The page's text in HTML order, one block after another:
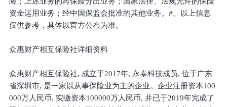
资金运用业务；经中国保监会批准的其他业务。#。以上信息
仅供参考，具体以官方公布为准。
众惠财产相互保险社详细资料
众惠财产相互保险社, 成立于2017年, 永泰科技成员, 位于广东
省深圳市, 是一家以从事保险业为主的企业。企业注册资本100
000万人民币, 实缴资本100000万人民币, 并已于2019年完成了